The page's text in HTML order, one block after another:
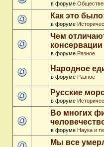
в форуме
Как это
в форуме
Чем
консервации
в форуме Разное
Народное
в форуме Разное
Русские
в форуме
Во многих
в форуме Наука и
Мы все